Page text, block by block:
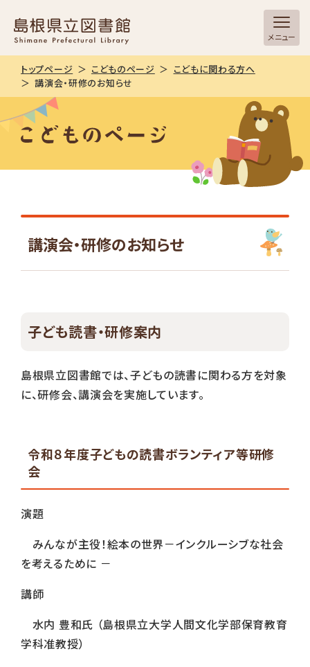
メニュー
トップページ こどものページ
こどもに関わる方へ
講演会・研修のお知らせ
講演会・研修のお知らせ
子ども読書・研修案内
島根県立図書館では、子どもの読書に関わる方を対象
に、研修会、講演会を実施しています。
令和８年度子どもの読書ボランティア等研修
会
演題
みんなが主役！絵本の世界－インクルーシブな社会
を考えるために －
講師
水内 豊和氏 （島根県立大学人間文化学部保育教育
学科准教授）